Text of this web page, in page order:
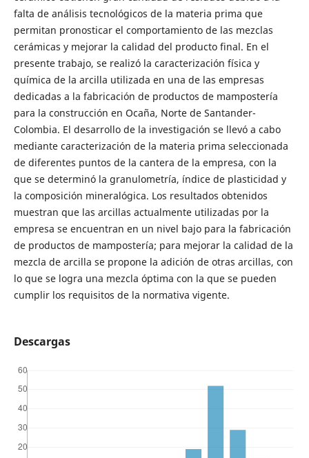
falta de análisis tecnológicos de la materia prima que
permitan pronosticar el comportamiento de las mezclas
cerámicas y mejorar la calidad del producto final. En el
presente trabajo, se realizó la caracterización física y
química de la arcilla utilizada en una de las empresas
dedicadas a la fabricación de productos de mampostería
para la construcción en Ocaña, Norte de Santander-
Colombia. El desarrollo de la investigación se llevó a cabo
mediante caracterización de la materia prima seleccionada
de diferentes puntos de la cantera de la empresa, con la
que se determinó la granulometría, índice de plasticidad y
la composición mineralógica. Los resultados obtenidos
muestran que las arcillas actualmente utilizadas por la
empresa se encuentran en un nivel bajo para la fabricación
de productos de mampostería; para mejorar la calidad de la
mezcla de arcilla se propone la adición de otras arcillas, con
lo que se logra una mezcla óptima con la que se pueden
cumplir los requisitos de la normativa vigente.
Descargas